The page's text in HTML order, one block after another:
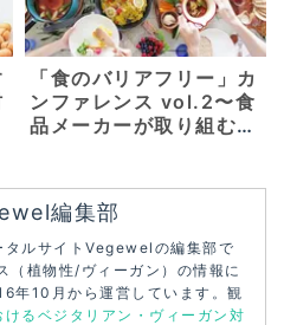
「食のバリアフリー」カ
ンファレンス vol.2〜食
品メーカーが取り組むべ
編集部
タルサイトVegewelの編集部で
植物性/ヴィーガン）の情報に
年10月から運営しています。観
けるベジタリアン・ヴィーガン対